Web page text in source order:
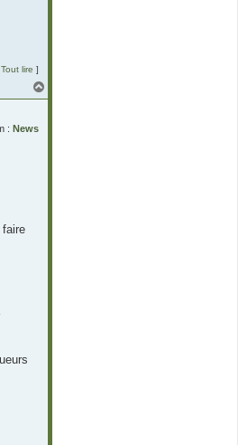
Tout lire ]
a
: News